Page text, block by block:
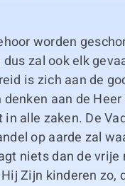
worden
zal ook elk
is zich aan de
aan de
alle zaken. De
op aarde zal
niets dan de
Zijn kinderen zo,